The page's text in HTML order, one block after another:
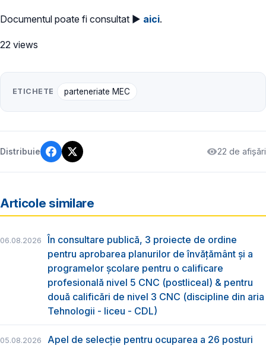
Documentul poate fi consultat ► aici.
22 views
ETICHETE parteneriate MEC
Distribuie 22 de afișări
Articole similare
06.08.2026
În consultare publică, 3 proiecte de ordine
pentru aprobarea planurilor de învățământ și a
programelor școlare pentru o calificare
profesională nivel 5 CNC (postliceal) & pentru
două calificări de nivel 3 CNC (discipline din aria
Tehnologii - liceu - CDL)
05.08.2026
Apel de selecție pentru ocuparea a 26 posturi